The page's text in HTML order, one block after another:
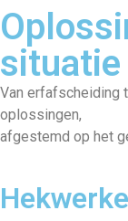
situatie
Van erfafscheiding
oplossingen,
afgestemd op het